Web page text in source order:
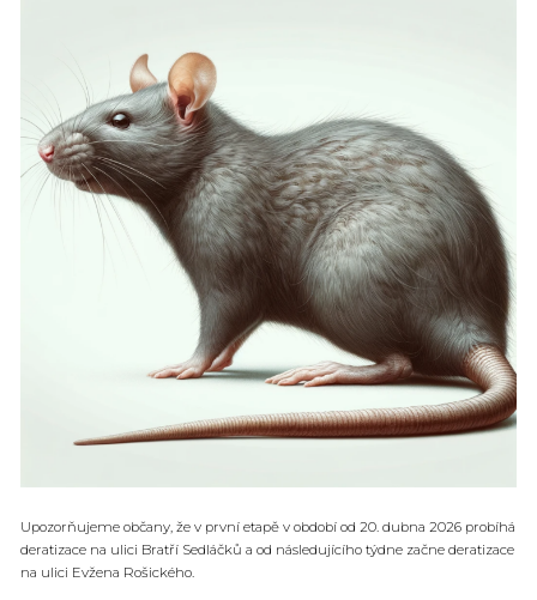
Upozorňujeme občany, že v první etapě v období od 20. dubna 2026 probíhá
deratizace na ulici Bratří Sedláčků a od následujícího týdne začne deratizace
na ulici Evžena Rošického.